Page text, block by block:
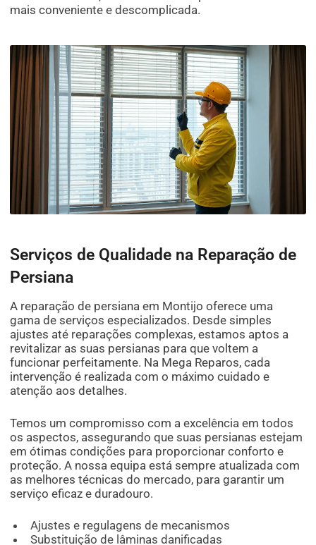
mais conveniente e descomplicada.
Serviços de Qualidade na Reparação de
Persiana
A reparação de persiana em Montijo oferece uma
gama de serviços especializados. Desde simples
ajustes até reparações complexas, estamos aptos a
revitalizar as suas persianas para que voltem a
funcionar perfeitamente. Na Mega Reparos, cada
intervenção é realizada com o máximo cuidado e
atenção aos detalhes.
Temos um compromisso com a excelência em todos
os aspectos, assegurando que suas persianas estejam
em ótimas condições para proporcionar conforto e
proteção. A nossa equipa está sempre atualizada com
as melhores técnicas do mercado, para garantir um
serviço eficaz e duradouro.
Ajustes e regulagens de mecanismos
Substituição de lâminas danificadas